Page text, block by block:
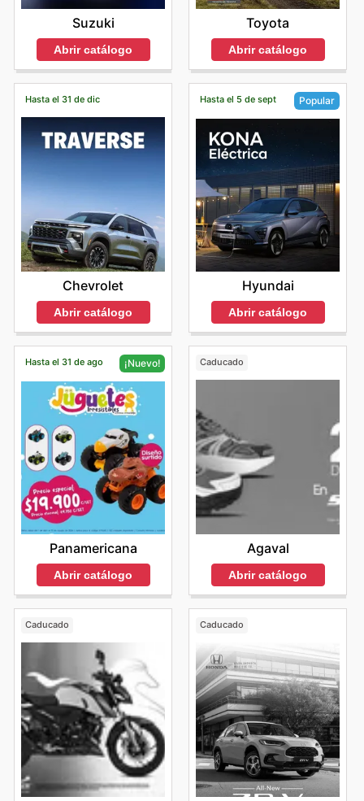
Suzuki
Abrir catálogo
Toyota
Abrir catálogo
Hasta el 31 de dic
Chevrolet
Abrir catálogo
Hasta el 5 de sept Popular
Hyundai
Abrir catálogo
Hasta el 31 de ago ¡Nuevo!
Panamericana
Abrir catálogo
Caducado
Agaval
Abrir catálogo
Caducado Caducado